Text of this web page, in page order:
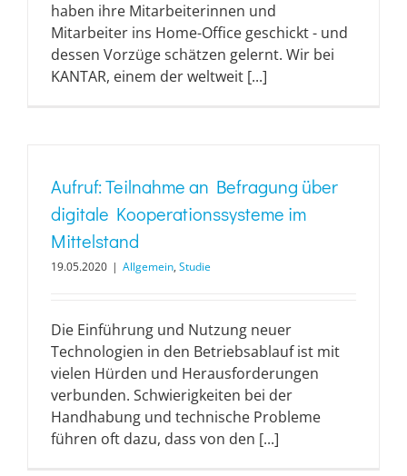
haben ihre Mitarbeiterinnen und
Mitarbeiter ins Home-Office geschickt - und
dessen Vorzüge schätzen gelernt. Wir bei
KANTAR, einem der weltweit [...]
Aufruf: Teilnahme an Befragung über
digitale Kooperationssysteme im
Mittelstand
19.05.2020 | Allgemein, Studie
Die Einführung und Nutzung neuer
Technologien in den Betriebsablauf ist mit
vielen Hürden und Herausforderungen
verbunden. Schwierigkeiten bei der
Handhabung und technische Probleme
führen oft dazu, dass von den [...]